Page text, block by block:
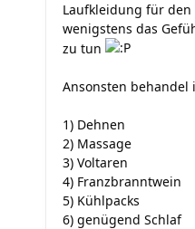
Laufkleidung für
wenigstens das
zu tun
Ansonsten behandel
1) Dehnen
2) Massage
3) Voltaren
4) Franzbranntwein
5) Kühlpacks
6) genügend Schlaf